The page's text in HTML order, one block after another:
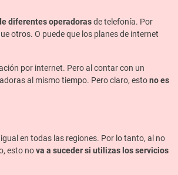
diferentes operadorasde telefonía. Por
otros. O puede que los planes de internet
por internet. Pero al contar con un
al mismo tiempo. Pero claro, estono es
en todas las regiones. Por lo tanto, al no
esto nova a suceder si utilizas los servicios